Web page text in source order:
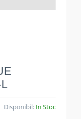
Disponibil: In Stoc